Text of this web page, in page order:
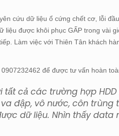
cứu dữ liệu ổ cứng chết cơ, lỗi
liệu được khôi phục GẤP trong vài
Làm việc với Thiên Tân khách
để được tư vấn hoàn
tất cả các trường hợp
đập, vô nước, côn
dữ liệu. Nhìn thấy data